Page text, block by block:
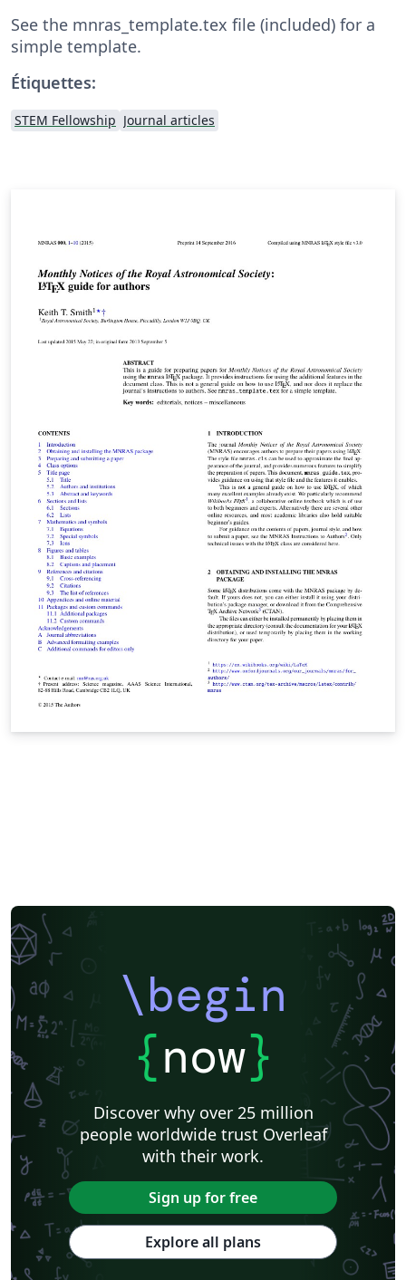
See the mnras_template.tex file (included) for a
simple template.
Étiquettes:
STEM Fellowship Journal articles
\begin
{now}
Discover why over 25 million
people worldwide trust Overleaf
with their work.
Sign up for free
Explore all plans